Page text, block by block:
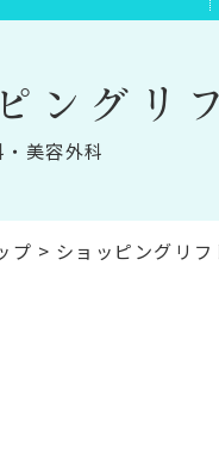
ングリ
美容外科
プ > ショッピングリフ